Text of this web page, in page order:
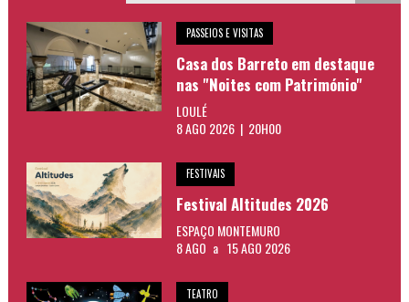
PASSEIOS E VISITAS
Casa dos Barreto em destaque
nas "Noites com Património"
LOULÉ
8 AGO 2026 | 20H00
FESTIVAIS
Festival Altitudes 2026
ESPAÇO MONTEMURO
8 AGO a 15 AGO 2026
TEATRO